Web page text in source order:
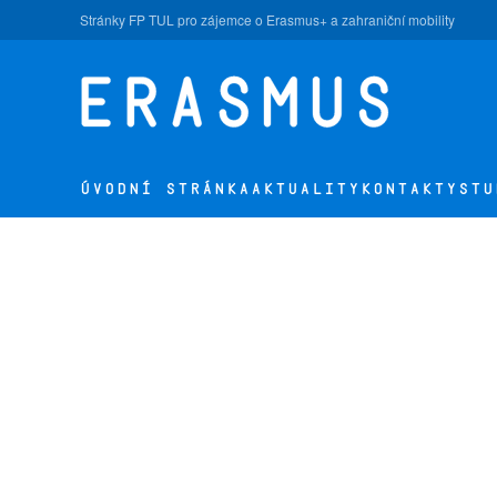
Stránky FP TUL pro zájemce o Erasmus+ a zahraniční mobility
ÚVODNÍ STRÁNKA AKTUALITY KONTAKTY